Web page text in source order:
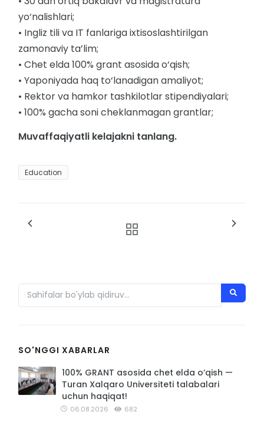
yo‘nalishlari;
• Ingliz tili va IT fanlariga ixtisoslashtirilgan
zamonaviy ta’lim;
• Chet elda 100% grant asosida o‘qish;
• Yaponiyada haq to‘lanadigan amaliyot;
• Rektor va hamkor tashkilotlar stipendiyalari;
• 100% gacha soni cheklanmagan grantlar;
Muvaffaqiyatli kelajakni tanlang.
Education
SO'NGGI XABARLAR
100% GRANT asosida chet elda o‘qish —
Turan Xalqaro Universiteti talabalari
uchun haqiqat!
06.08.2026 682